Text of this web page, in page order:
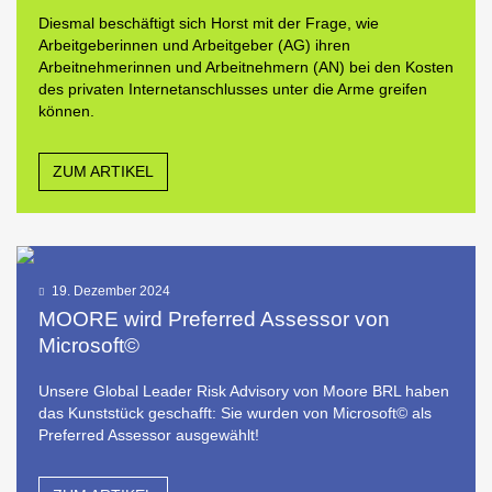
Diesmal beschäftigt sich Horst mit der Frage, wie
Arbeitgeberinnen und Arbeitgeber (AG) ihren
Arbeitnehmerinnen und Arbeitnehmern (AN) bei den Kosten
des privaten Internetanschlusses unter die Arme greifen
können.
ZUM ARTIKEL
19. Dezember 2024
MOORE wird Preferred Assessor von
Microsoft©
Unsere Global Leader Risk Advisory von Moore BRL haben
das Kunststück geschafft: Sie wurden von Microsoft© als
Preferred Assessor ausgewählt!